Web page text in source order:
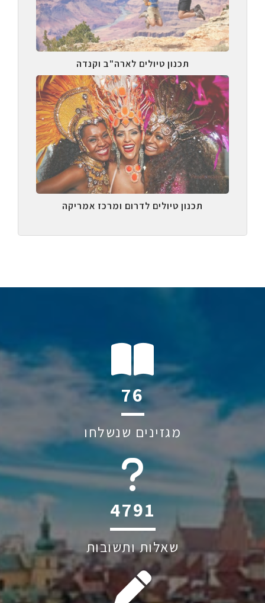
תכנון טיולים לארה"ב וקנדה
תכנון טיולים לדרום ומרכז אמריקה
115
מגזינים שנשלחו
6044
שאלות ותשובות